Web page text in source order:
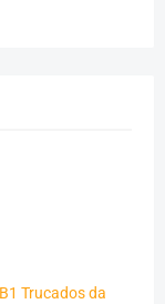
Trucados da